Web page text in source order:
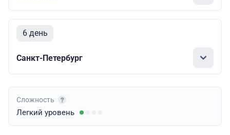
6 день
Санкт-Петербург
Сложность
Легкий уровень